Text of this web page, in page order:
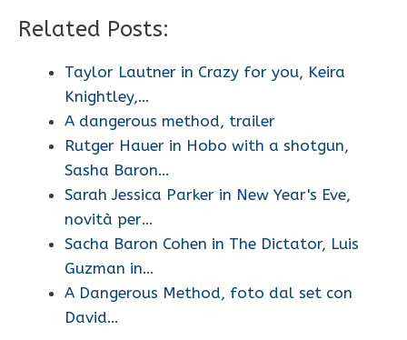
Related Posts:
Taylor Lautner in Crazy for you, Keira
Knightley,…
A dangerous method, trailer
Rutger Hauer in Hobo with a shotgun,
Sasha Baron…
Sarah Jessica Parker in New Year's Eve,
novità per…
Sacha Baron Cohen in The Dictator, Luis
Guzman in…
A Dangerous Method, foto dal set con
David…